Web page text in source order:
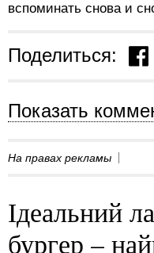
вспоминать снова и
Поделиться:
Показать
На правах рекламы
Ідеальний
бургер –